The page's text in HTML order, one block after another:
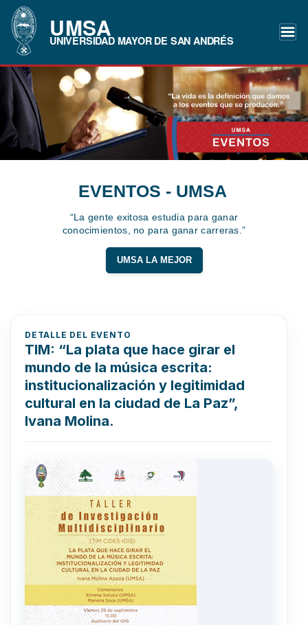
UMSA
UNIVERSIDAD MAYOR DE SAN ANDRÉS
EVENTOS - UMSA
“La gente exitosa estudia para ganar
conocimientos, no para ganar carreras.”
UMSA LA MEJOR
DETALLE DEL EVENTO
TIM: “La plata que hace girar el
mundo de la música escrita:
institucionalización y legitimidad
cultural en la ciudad de La Paz”,
Ivana Molina.